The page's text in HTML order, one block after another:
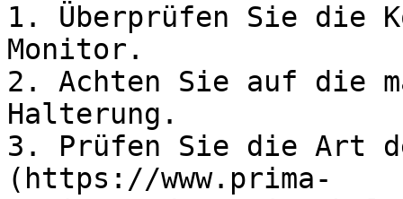
1. Überprüfen Sie die
Monitor.
2. Achten Sie auf die
Halterung.
3. Prüfen Sie die Art
(https://www.prima-